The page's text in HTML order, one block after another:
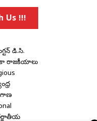
Us !!!
డి.సి.
రాజకీయాలు